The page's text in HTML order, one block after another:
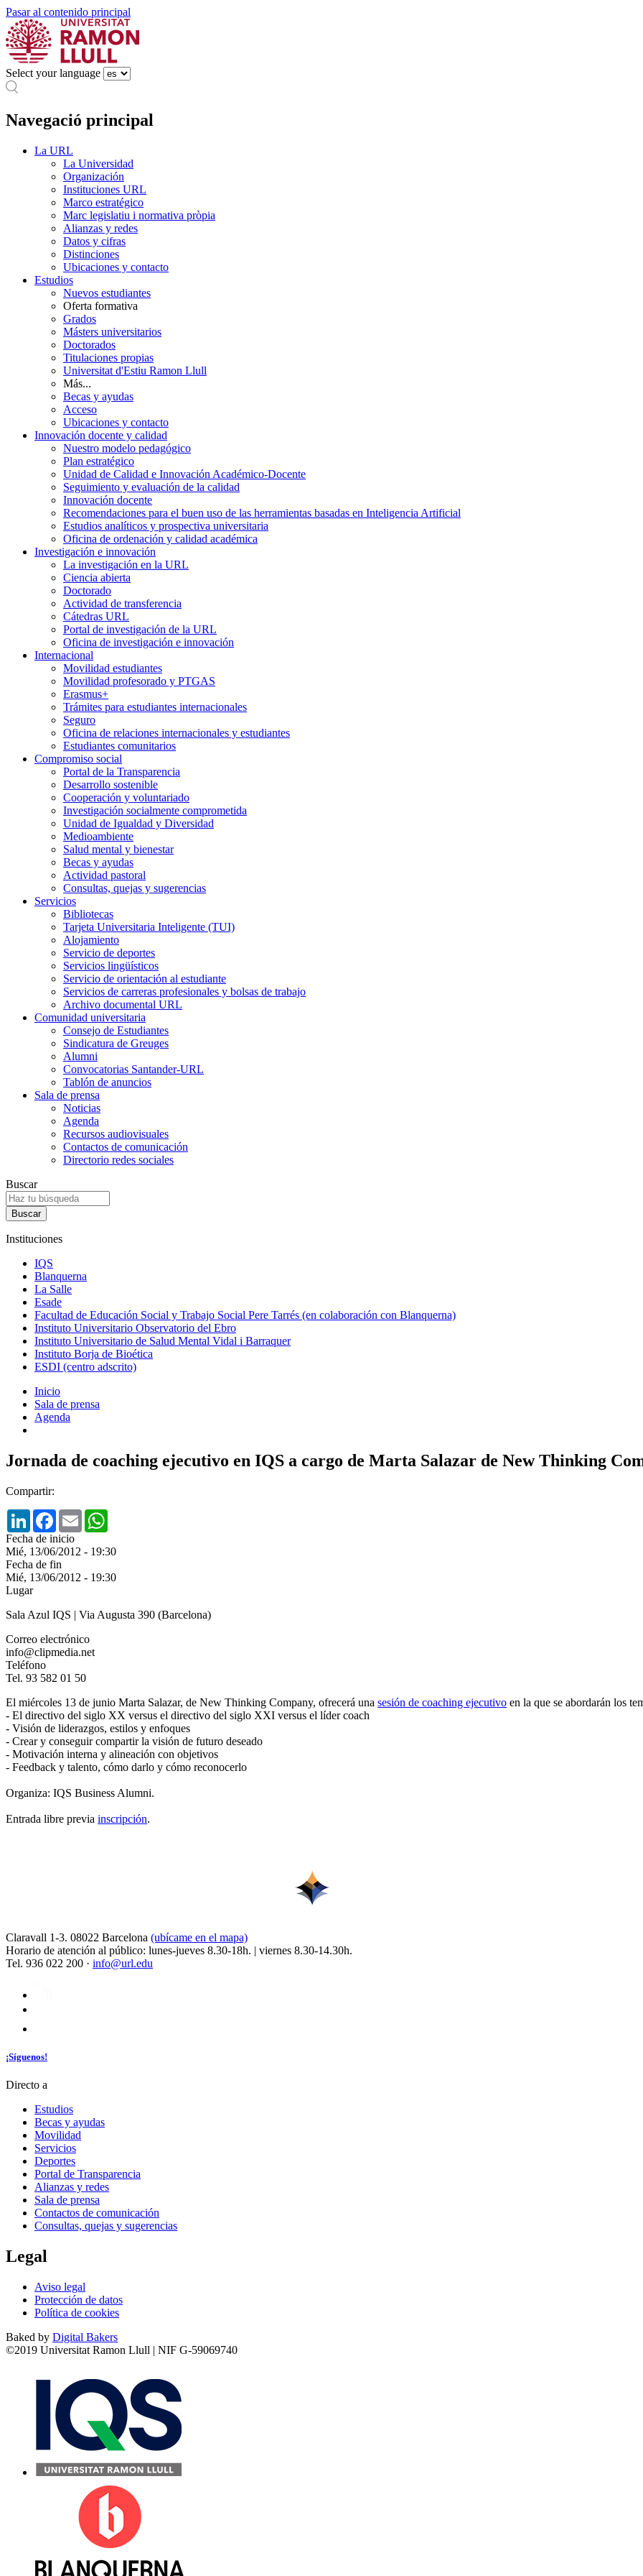
Pasar al contenido principal
Select your language
Navegació principal
La URL
La Universidad
Organización
Instituciones URL
Marco estratégico
Marc legislatiu i normativa pròpia
Alianzas y redes
Datos y cifras
Distinciones
Ubicaciones y contacto
Estudios
Nuevos estudiantes
Oferta formativa
Grados
Másters universitarios
Doctorados
Titulaciones propias
Universitat d'Estiu Ramon Llull
Más...
Becas y ayudas
Acceso
Ubicaciones y contacto
Innovación docente y calidad
Nuestro modelo pedagógico
Plan estratégico
Unidad de Calidad e Innovación Académico-Docente
Seguimiento y evaluación de la calidad
Innovación docente
Recomendaciones para el buen uso de las herramientas basadas en Inteligencia Artificial
Estudios analíticos y prospectiva universitaria
Oficina de ordenación y calidad académica
Investigación e innovación
La investigación en la URL
Ciencia abierta
Doctorado
Actividad de transferencia
Cátedras URL
Portal de investigación de la URL
Oficina de investigación e innovación
Internacional
Movilidad estudiantes
Movilidad profesorado y PTGAS
Erasmus+
Trámites para estudiantes internacionales
Seguro
Oficina de relaciones internacionales y estudiantes
Estudiantes comunitarios
Compromiso social
Portal de la Transparencia
Desarrollo sostenible
Cooperación y voluntariado
Investigación socialmente comprometida
Unidad de Igualdad y Diversidad
Medioambiente
Salud mental y bienestar
Becas y ayudas
Actividad pastoral
Consultas, quejas y sugerencias
Servicios
Bibliotecas
Tarjeta Universitaria Inteligente (TUI)
Alojamiento
Servicio de deportes
Servicios lingüísticos
Servicio de orientación al estudiante
Servicios de carreras profesionales y bolsas de trabajo
Archivo documental URL
Comunidad universitaria
Consejo de Estudiantes
Sindicatura de Greuges
Alumni
Convocatorias Santander-URL
Tablón de anuncios
Sala de prensa
Noticias
Agenda
Recursos audiovisuales
Contactos de comunicación
Directorio redes sociales
Buscar
Instituciones
IQS
Blanquerna
La Salle
Esade
Facultad de Educación Social y Trabajo Social Pere Tarrés (en colaboración con Blanquerna)
Instituto Universitario Observatorio del Ebro
Instituto Universitario de Salud Mental Vidal i Barraquer
Instituto Borja de Bioética
ESDI (centro adscrito)
Inicio
Sala de prensa
Agenda
Jornada de coaching ejecutivo en IQS a cargo de Marta Salazar de New Thinking
Compartir:
LinkedInFacebook
Email
Fecha de inicio
Mié, 13/06/2012 - 19:30
Fecha de fin
Mié, 13/06/2012 - 19:30
Lugar
Sala Azul IQS | Via Augusta 390 (Barcelona)
Correo electrónico
info@clipmedia.net
Teléfono
Tel. 93 582 01 50
El miércoles 13 de junio Marta Salazar, de New Thinking Company, ofrecerá una sesión de coaching ejecutivo en la que se abordarán los
- El directivo del siglo XX versus el directivo del siglo XXI versus el líder coach
- Visión de liderazgos, estilos y enfoques
- Crear y conseguir compartir la visión de futuro deseado
- Motivación interna y alineación con objetivos
- Feedback y talento, cómo darlo y cómo reconocerlo
Organiza: IQS Business Alumni.
Entrada libre previa inscripción.
Claravall 1-3. 08022 Barcelona (ubícame en el mapa)
Horario de atención al público: lunes-jueves 8.30-18h. | viernes 8.30-14.30h.
Tel. 936 022 200 · info@url.edu
¡Síguenos!
Directo a
Estudios
Becas y ayudas
Movilidad
Servicios
Deportes
Portal de Transparencia
Alianzas y redes
Sala de prensa
Contactos de comunicación
Consultas, quejas y sugerencias
Legal
Aviso legal
Protección de datos
Política de cookies
Baked by Digital Bakers
©2019 Universitat Ramon Llull | NIF G-59069740